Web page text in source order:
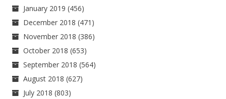
January 2019 (456)
December 2018 (471)
November 2018 (386)
October 2018 (653)
September 2018 (564)
August 2018 (627)
July 2018 (803)